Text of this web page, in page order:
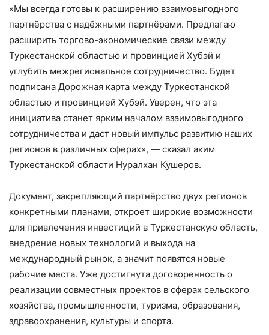
«Мы всегда готовы к расширению взаимовыгодного
партнёрства с надёжными партнёрами. Предлагаю
расширить торгово-экономические связи между
Туркестанской областью и провинцией Хубэй и
углубить межрегиональное сотрудничество. Будет
подписана Дорожная карта между Туркестанской
областью и провинцией Хубэй. Уверен, что эта
инициатива станет ярким началом взаимовыгодного
сотрудничества и даст новый импульс развитию наших
регионов в различных сферах», — сказал аким
Туркестанской области Нуралхан Кушеров.
Документ, закрепляющий партнёрство двух регионов
конкретными планами, откроет широкие возможности
для привлечения инвестиций в Туркестанскую область,
внедрение новых технологий и выхода на
международный рынок, а значит появятся новые
рабочие места. Уже достигнута договоренность о
реализации совместных проектов в сферах сельского
хозяйства, промышленности, туризма, образования,
здравоохранения, культуры и спорта.